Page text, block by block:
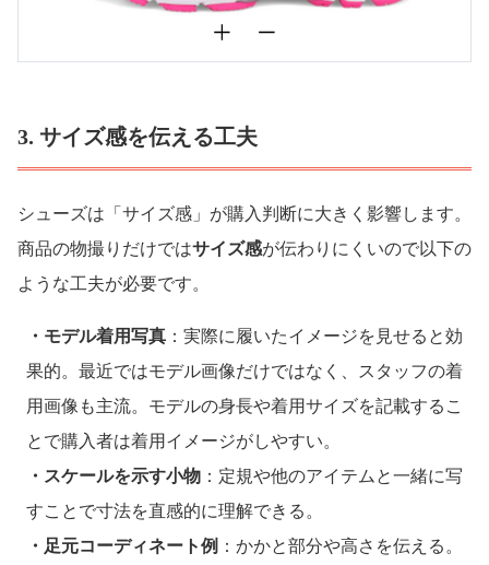
3. サイズ感を伝える工夫
シューズは「サイズ感」が購入判断に大きく影響します。
商品の物撮りだけではサイズ感が伝わりにくいので以下の
ような工夫が必要です。
・モデル着用写真 ：実際に履いたイメージを見せると効
果的。最近ではモデル画像だけではなく、スタッフの着
用画像も主流。モデルの身長や着用サイズを記載するこ
とで購入者は着用イメージがしやすい。
・スケールを示す小物 ：定規や他のアイテムと一緒に写
すことで寸法を直感的に理解できる。
・足元コーディネート例 ：かかと部分や高さを伝える。